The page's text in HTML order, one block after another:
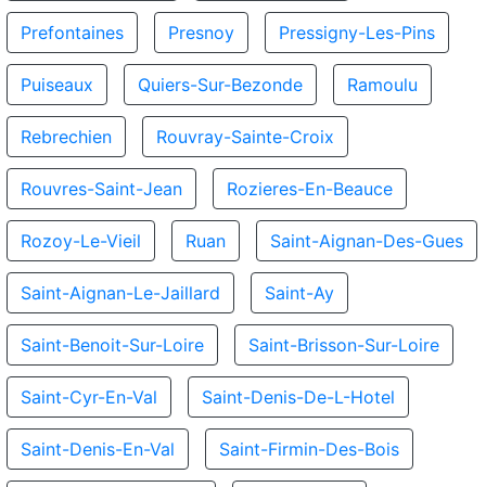
Prefontaines Presnoy Pressigny-Les-Pins
Puiseaux Quiers-Sur-Bezonde Ramoulu
Rebrechien Rouvray-Sainte-Croix
Rouvres-Saint-Jean Rozieres-En-Beauce
Rozoy-Le-Vieil Ruan Saint-Aignan-Des-Gues
Saint-Aignan-Le-Jaillard Saint-Ay
Saint-Benoit-Sur-Loire Saint-Brisson-Sur-Loire
Saint-Cyr-En-Val Saint-Denis-De-L-Hotel
Saint-Denis-En-Val Saint-Firmin-Des-Bois